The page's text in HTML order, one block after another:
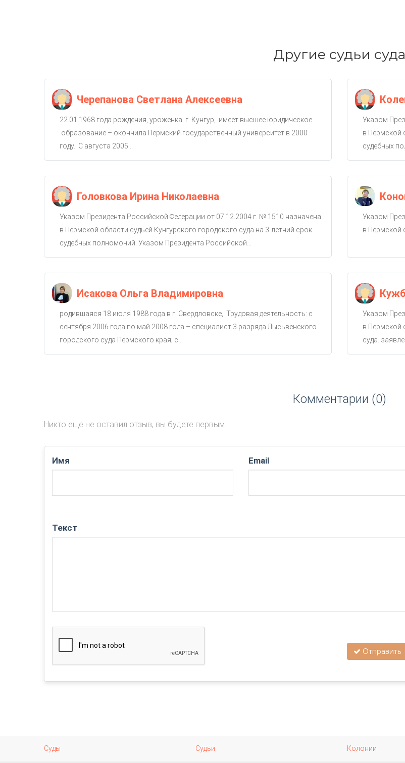
Другие судьи суда
Черепанова Светлана Алексеевна
22.01.1968 года рождения, уроженка г. Кунгур, имеет высшее юридическое
образование – окончила Пермский государственный университет в 2000
году. С августа 2005...
Головкова Ирина Николаевна
Указом Президента Российской Федерации от 07.12.2004 г. № 1510 назначена
в Пермской области судьей Кунгурского городского суда на 3-летний срок
судебных полномочий. Указом Президента Российской...
Исакова Ольга Владимировна
родившаяся 18 июля 1988 года в г. Свердловске, Трудовая деятельность: с
сентября 2006 года по май 2008 года – специалист 3 разряда Лысьвенского
городского суда Пермского края; с...
Указом
в Пермской
судебных
Указом
в Пермской
Указом
в Пермской
суда.
Комментарии (0)
Никто еще не оставил отзыв, вы будете первым.
Имя Email
Текст
Отправить
Суды Судьи Колонии